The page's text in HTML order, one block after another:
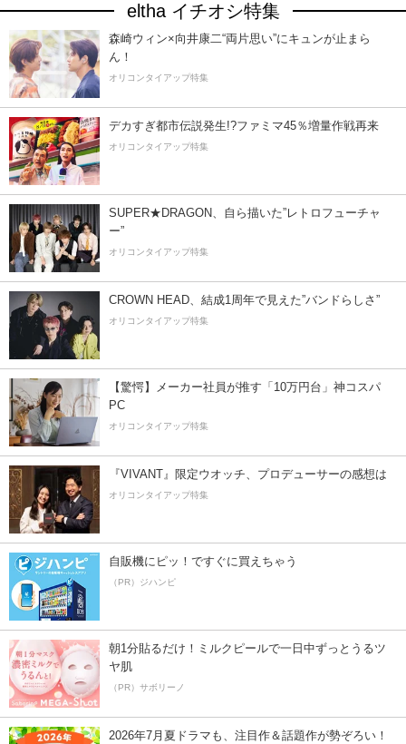
eltha イチオシ特集
森崎ウィン×向井康二“両片思い”にキュンが止まら
ん！
オリコンタイアップ特集
デカすぎ都市伝説発生!?ファミマ45％増量作戦再来
オリコンタイアップ特集
SUPER★DRAGON、自ら描いた”レトロフューチャ
ー”
オリコンタイアップ特集
CROWN HEAD、結成1周年で見えた”バンドらしさ”
オリコンタイアップ特集
【驚愕】メーカー社員が推す「10万円台」神コスパ
PC
オリコンタイアップ特集
『VIVANT』限定ウオッチ、プロデューサーの感想は
オリコンタイアップ特集
自販機にピッ！ですぐに買えちゃう
（PR）ジハンピ
朝1分貼るだけ！ミルクピールで一日中ずっとうるツ
ヤ肌
（PR）サボリーノ
2026年7月夏ドラマも、注目作＆話題作が勢ぞろい！